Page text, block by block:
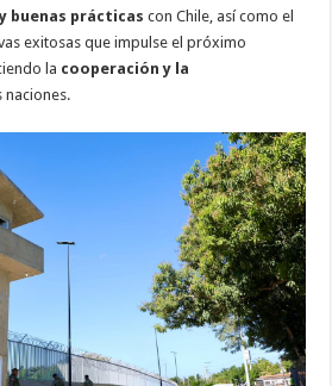
buenas prácticas con Chile, así como el
exitosas que impulse el próximo
la cooperación y la
naciones.